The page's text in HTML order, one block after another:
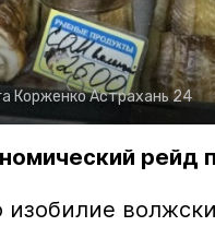
КорженкоАстрахань 24
рейд
изобилие